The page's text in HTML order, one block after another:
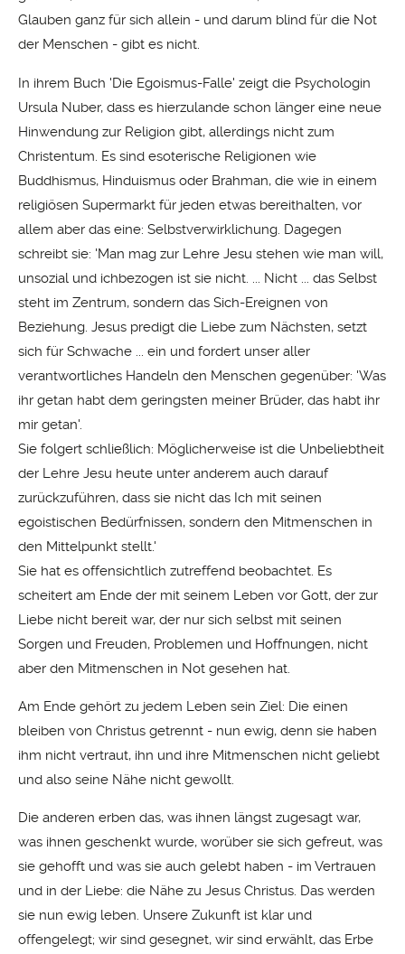
Glauben ganz für sich allein - und darum blind für die Not
der Menschen - gibt es nicht.
In ihrem Buch 'Die Egoismus-Falle' zeigt die Psychologin
Ursula Nuber, dass es hierzulande schon länger eine neue
Hinwendung zur Religion gibt, allerdings nicht zum
Christentum. Es sind esoterische Religionen wie
Buddhismus, Hinduismus oder Brahman, die wie in einem
religiösen Supermarkt für jeden etwas bereithalten, vor
allem aber das eine: Selbstverwirklichung. Dagegen
schreibt sie: 'Man mag zur Lehre Jesu stehen wie man will,
unsozial und ichbezogen ist sie nicht. ... Nicht ... das Selbst
steht im Zentrum, sondern das Sich-Ereignen von
Beziehung. Jesus predigt die Liebe zum Nächsten, setzt
sich für Schwache ... ein und fordert unser aller
verantwortliches Handeln den Menschen gegenüber: 'Was
ihr getan habt dem geringsten meiner Brüder, das habt ihr
mir getan'.
Sie folgert schließlich: Möglicherweise ist die Unbeliebtheit
der Lehre Jesu heute unter anderem auch darauf
zurückzuführen, dass sie nicht das Ich mit seinen
egoistischen Bedürfnissen, sondern den Mitmenschen in
den Mittelpunkt stellt.'
Sie hat es offensichtlich zutreffend beobachtet. Es
scheitert am Ende der mit seinem Leben vor Gott, der zur
Liebe nicht bereit war, der nur sich selbst mit seinen
Sorgen und Freuden, Problemen und Hoffnungen, nicht
aber den Mitmenschen in Not gesehen hat.
Am Ende gehört zu jedem Leben sein Ziel: Die einen
bleiben von Christus getrennt - nun ewig, denn sie haben
ihm nicht vertraut, ihn und ihre Mitmenschen nicht geliebt
und also seine Nähe nicht gewollt.
Die anderen erben das, was ihnen längst zugesagt war,
was ihnen geschenkt wurde, worüber sie sich gefreut, was
sie gehofft und was sie auch gelebt haben - im Vertrauen
und in der Liebe: die Nähe zu Jesus Christus. Das werden
sie nun ewig leben. Unsere Zukunft ist klar und
offengelegt; wir sind gesegnet, wir sind erwählt, das Erbe